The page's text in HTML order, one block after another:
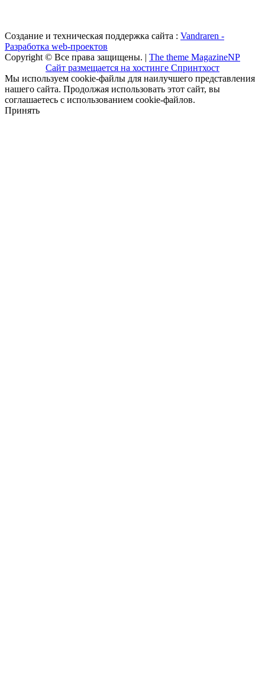
Создание и техническая поддержка сайта : Vandraren -
Разработка web-проектов
Copyright © Все права защищены. | The theme MagazineNP
Сайт размещается на хостинге Спринтхост
Мы используем cookie-файлы для наилучшего представления
нашего сайта. Продолжая использовать этот сайт, вы
соглашаетесь с использованием cookie-файлов.
Принять